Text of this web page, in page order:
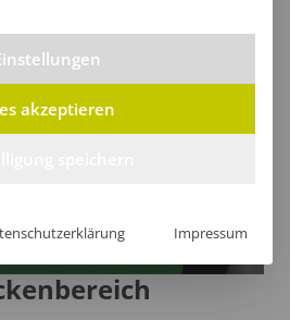
akzeptieren
Impressum